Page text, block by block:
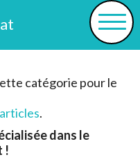
catégorie pour le
.
dans le
!